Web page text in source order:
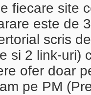
fiecare site
este de
scris
si 2 link-uri)
ofer doar
pe PM